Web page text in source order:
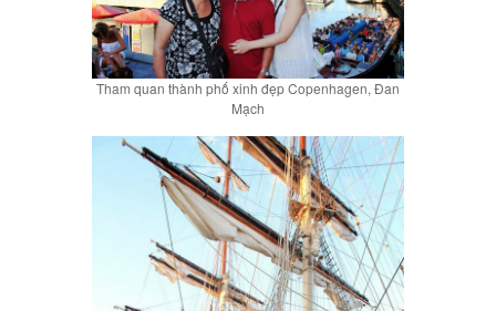
Tham quan thành phố xinh đẹp Copenhagen, Đan
Mạch